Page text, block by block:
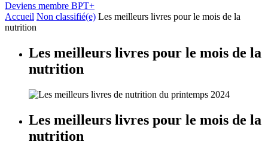
Deviens membre BPT+
Accueil Non classifié(e) Les meilleurs livres pour le mois de la
nutrition
Les meilleurs livres pour le mois de la
nutrition
Les meilleurs livres pour le mois de la
nutrition